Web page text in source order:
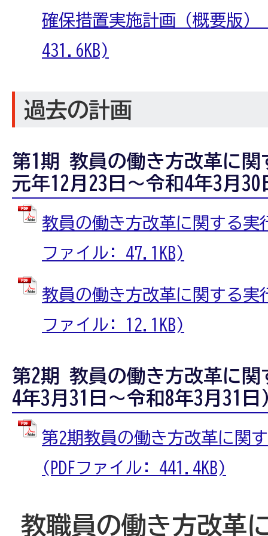
確保措置実施計画（概要版）
431.6KB)
過去の計画
第1期 教員の働き方改革に関
元年12月23日～令和4年3月30
教員の働き方改革に関する実
ファイル: 47.1KB)
教員の働き方改革に関する実
ファイル: 12.1KB)
第2期 教員の働き方改革に関
4年3月31日～令和8年3月31日
第2期教員の働き方改革に関
(PDFファイル: 441.4KB)
教職員の働き方改革